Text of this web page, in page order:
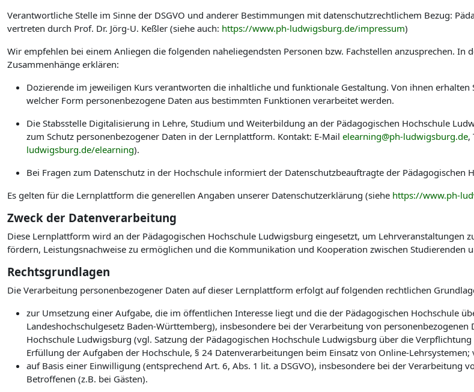
Verantwortliche Stelle im Sinne der DSGVO und anderer Bestimmungen mit datenschutzrechtlichem Bezug:
vertreten durch Prof. Dr. Jörg-U. Keßler (siehe auch: https://www.ph-ludwigsburg.de/impressum)
Wir empfehlen bei einem Anliegen die folgenden naheliegendsten Personen bzw. Fachstellen anzusprechen. In
Zusammenhänge erklären:
Dozierende im jeweiligen Kurs verantworten die inhaltliche und funktionale Gestaltung. Von ihnen
welcher Form personenbezogene Daten aus bestimmten Funktionen verarbeitet werden.
Die Stabsstelle Digitalisierung in Lehre, Studium und Weiterbildung an der Pädagogischen Hochschule
zum Schutz personenbezogener Daten in der Lernplattform. Kontakt: E-Mail elearning@ph-ludwigsburg.de,
ludwigsburg.de/elearning).
Bei Fragen zum Datenschutz in der Hochschule informiert der Datenschutzbeauftragte der Pädagogischen
Es gelten für die Lernplattform die generellen Angaben unserer Datenschutzerklärung (siehe https://www.ph-
Zweck der Datenverarbeitung
Diese Lernplattform wird an der Pädagogischen Hochschule Ludwigsburg eingesetzt, um Lehrveranstaltungen
fördern, Leistungsnachweise zu ermöglichen und die Kommunikation und Kooperation zwischen Studierenden
Rechtsgrundlagen
Die Verarbeitung personenbezogener Daten auf dieser Lernplattform erfolgt auf folgenden rechtlichen
zur Umsetzung einer Aufgabe, die im öffentlichen Interesse liegt und die der Pädagogischen Hochschule
Landeshochschulgesetz Baden-Württemberg), insbesondere bei der Verarbeitung von
Hochschule Ludwigsburg (vgl. Satzung der Pädagogischen Hochschule Ludwigsburg über die
Erfüllung der Aufgaben der Hochschule, § 24 Datenverarbeitungen beim Einsatz von Online-
auf Basis einer Einwilligung (entsprechend Art. 6, Abs. 1 lit. a DSGVO), insbesondere bei der
Betroffenen (z.B. bei Gästen).